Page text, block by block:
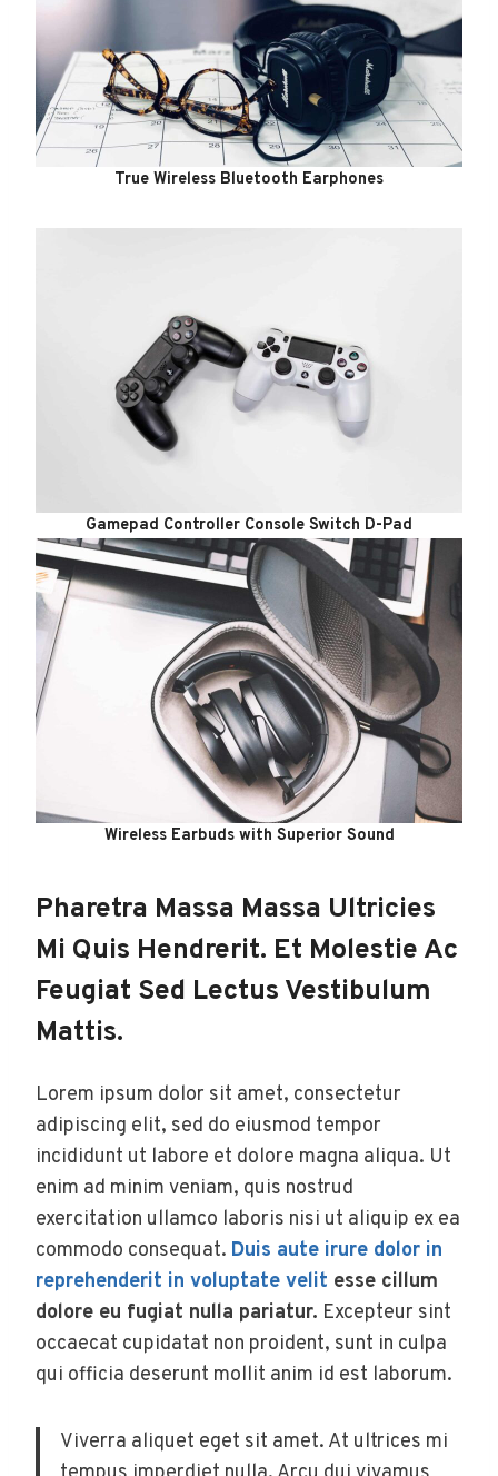
True Wireless Bluetooth Earphones
Gamepad Controller Console Switch D-Pad
Wireless Earbuds with Superior Sound
Pharetra Massa Massa Ultricies
Mi Quis Hendrerit. Et Molestie Ac
Feugiat Sed Lectus Vestibulum
Mattis.
Lorem ipsum dolor sit amet, consectetur
adipiscing elit, sed do eiusmod tempor
incididunt ut labore et dolore magna aliqua. Ut
enim ad minim veniam, quis nostrud
exercitation ullamco laboris nisi ut aliquip ex ea
commodo consequat. Duis aute irure dolor in
reprehenderit in voluptate velit esse cillum
dolore eu fugiat nulla pariatur. Excepteur sint
occaecat cupidatat non proident, sunt in culpa
qui officia deserunt mollit anim id est laborum.
Viverra aliquet eget sit amet. At ultrices mi